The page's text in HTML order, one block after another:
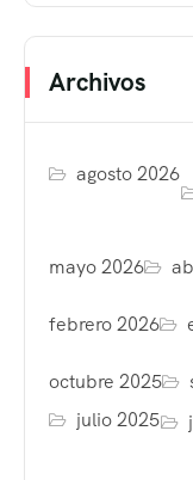
Archivos
agosto 2026
mayo 2026
febrero 2026
octubre 2025
julio 2025